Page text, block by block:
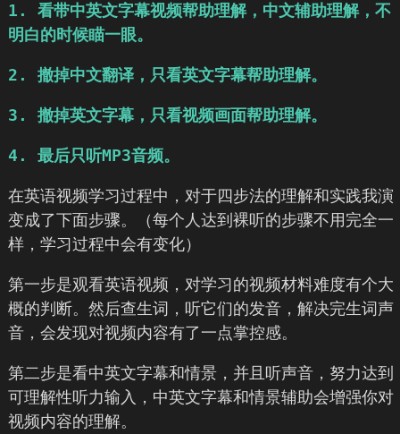
1. 看带中英文字幕视频帮助理解，中文辅助理解，不
明白的时候瞄一眼。
2. 撤掉中文翻译，只看英文字幕帮助理解。
3. 撤掉英文字幕，只看视频画面帮助理解。
4. 最后只听MP3音频。
在英语视频学习过程中，对于四步法的理解和实践我演
变成了下面步骤。（每个人达到裸听的步骤不用完全一
样，学习过程中会有变化）
第一步是观看英语视频，对学习的视频材料难度有个大
概的判断。然后查生词，听它们的发音，解决完生词声
音，会发现对视频内容有了一点掌控感。
第二步是看中英文字幕和情景，并且听声音，努力达到
可理解性听力输入，中英文字幕和情景辅助会增强你对
视频内容的理解。